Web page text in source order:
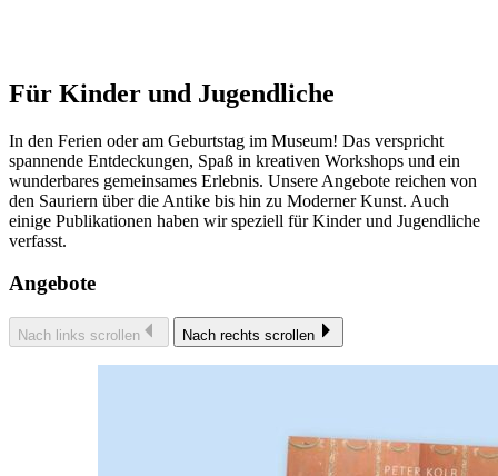
Für Kinder und Jugendliche
In den Ferien oder am Geburtstag im Museum! Das verspricht
spannende Entdeckungen, Spaß in kreativen Workshops und ein
wunderbares gemeinsames Erlebnis. Unsere Angebote reichen von
den Sauriern über die Antike bis hin zu Moderner Kunst. Auch
einige Publikationen haben wir speziell für Kinder und Jugendliche
verfasst.
Angebote
Nach links scrollen Nach rechts scrollen